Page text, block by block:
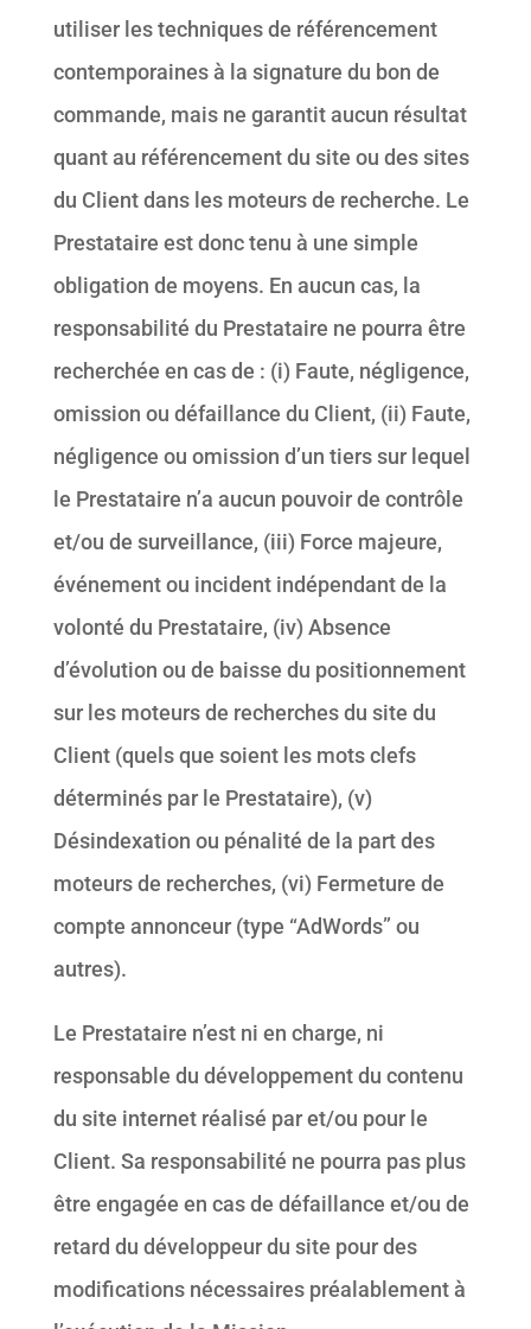
utiliser les techniques de référencement
contemporaines à la signature du bon de
commande, mais ne garantit aucun résultat
quant au référencement du site ou des sites
du Client dans les moteurs de recherche. Le
Prestataire est donc tenu à une simple
obligation de moyens. En aucun cas, la
responsabilité du Prestataire ne pourra être
recherchée en cas de : (i) Faute, négligence,
omission ou défaillance du Client, (ii) Faute,
négligence ou omission d’un tiers sur lequel
le Prestataire n’a aucun pouvoir de contrôle
et/ou de surveillance, (iii) Force majeure,
événement ou incident indépendant de la
volonté du Prestataire, (iv) Absence
d’évolution ou de baisse du positionnement
sur les moteurs de recherches du site du
Client (quels que soient les mots clefs
déterminés par le Prestataire), (v)
Désindexation ou pénalité de la part des
moteurs de recherches, (vi) Fermeture de
compte annonceur (type “AdWords” ou
autres).
Le Prestataire n’est ni en charge, ni
responsable du développement du contenu
du site internet réalisé par et/ou pour le
Client. Sa responsabilité ne pourra pas plus
être engagée en cas de défaillance et/ou de
retard du développeur du site pour des
modifications nécessaires préalablement à